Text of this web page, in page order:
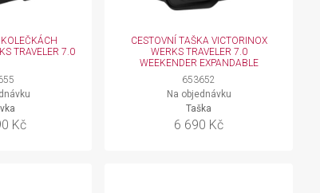
TRAVELER 7.0
Kč
CESTOVNÍ TAŠKA VICTORINOX
WERKS TRAVELER 7.0
WEEKENDER EXPANDABLE
653652
Na objednávku
Taška
6 690 Kč